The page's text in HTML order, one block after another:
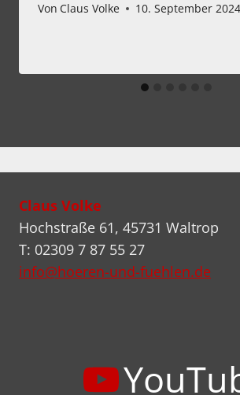
Von Claus Volke 10. September 2024
Claus Volke
Hochstraße 61, 45731 Waltrop
T: 02309 7 87 55 27
info@hoeren-und-fuehlen.de